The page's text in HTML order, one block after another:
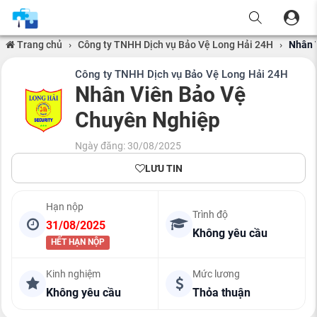
Trang chủ › Công ty TNHH Dịch vụ Bảo Vệ Long Hải 24H › Nhân
Công ty TNHH Dịch vụ Bảo Vệ Long Hải 24H
Nhân Viên Bảo Vệ
Chuyên Nghiệp
Ngày đăng: 30/08/2025
LƯU TIN
Hạn nộp
31/08/2025
HẾT HẠN NỘP
Trình độ
Không yêu cầu
Kinh nghiệm
Không yêu cầu
Mức lương
Thỏa thuận